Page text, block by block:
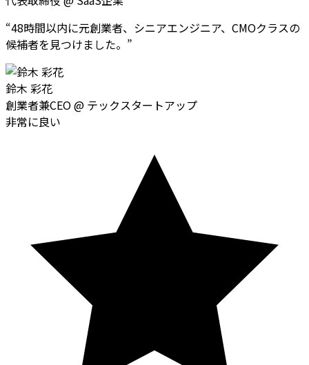
“48時間以内に元創業者、シニアエンジニア、CMOクラスの
候補者を見つけました。 ”
鈴木 彩花
創業者兼CEO@ テックスタートアップ
非常に良い